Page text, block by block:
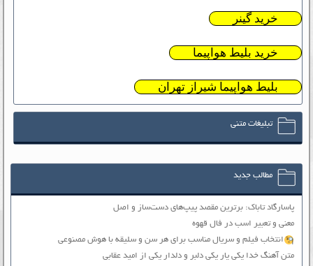
خرید گینر
خرید بلیط هواپیما
بلیط هواپیما شیراز تهران
تبلیغات متنی
مطالب جدید
پاسارگاد تاباک: برترین مقصد پیپ‌های دست‌ساز و اصل
معنی و تعبیر اسب در فال قهوه
انتخاب فیلم و سریال مناسب برای هر سن و سلیقه با هوش مصنوعی
متن آهنگ خدا یکی یار یکی دلبر و دلدار یکی از امید عقابی